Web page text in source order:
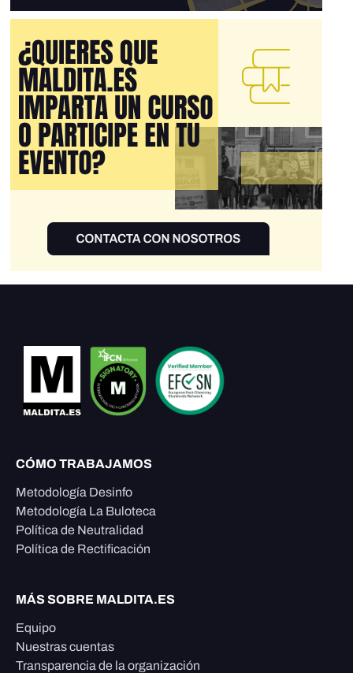
CÓMO TRABAJAMOS
Metodología Desinfo
Metodología La Buloteca
Política de Neutralidad
Política de Rectificación
MÁS SOBRE MALDITA.ES
Equipo
Nuestras cuentas
Transparencia de la organización